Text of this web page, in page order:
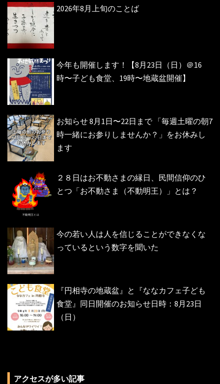
2026年8月上旬のことば
今年も開催します！【8月23日（日）＠16
時〜子ども食堂、19時〜地蔵盆開催】
お知らせ 8月1日〜22日まで 「毎週土曜の朝7
時一緒にお参りしませんか？」をお休みし
ます
２８日はお不動さまの縁日、民間信仰のひ
とつ「お不動さま（不動明王）」とは？
今の若い人は人を信じることができなくな
っているという数字を聞いた
『円相寺の地蔵盆』と『ななカフェ子ども
食堂』同日開催のお知らせ日時：8月23日
（日）
アクセスが多い記事